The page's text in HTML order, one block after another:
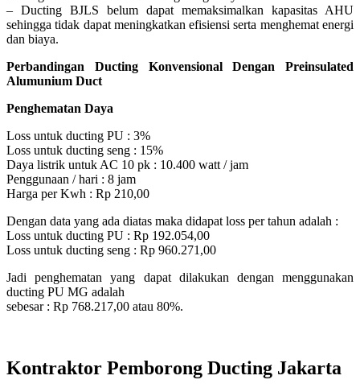
– Ducting BJLS belum dapat memaksimalkan kapasitas AHU
sehingga tidak dapat meningkatkan efisiensi serta menghemat energi
dan biaya.
Perbandingan Ducting Konvensional Dengan Preinsulated
Alumunium Duct
Penghematan Daya
Loss untuk ducting PU : 3%
Loss untuk ducting seng : 15%
Daya listrik untuk AC 10 pk : 10.400 watt / jam
Penggunaan / hari : 8 jam
Harga per Kwh : Rp 210,00
Dengan data yang ada diatas maka didapat loss per tahun adalah :
Loss untuk ducting PU : Rp 192.054,00
Loss untuk ducting seng : Rp 960.271,00
Jadi penghematan yang dapat dilakukan dengan menggunakan
ducting PU MG adalah
sebesar : Rp 768.217,00 atau 80%.
Kontraktor Pemborong Ducting Jakarta